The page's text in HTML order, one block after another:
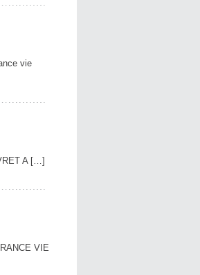
vie
A […]
VIE